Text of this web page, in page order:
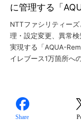
に管理する「
NTTファシリティー
理・設定変更、異常
実現する「AQUA-
イレブース1万箇所へ
Share